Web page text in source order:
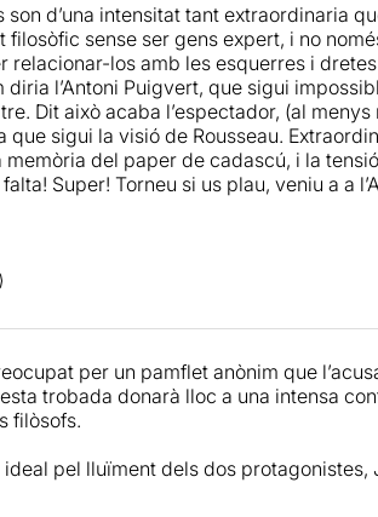
. Flotats defensa cada línia, cada
estar en plena forma i seguir sent
la seva generositat cap a unPep
que es mostra humà i vulnerable quan la
espectacle que potser precisa més
amb escreix el que es proposa.
personatges més complexos i
son d’una intensitat tant extraordinaria
filosòfic sense ser gens expert, i no
relacionar-los amb les esquerres i
diria l’Antoni Puigvert, que sigui
Dit això acaba l’espectador, (al
que sigui la visió de Rousseau.
memòria del paper de cadascú, i la
Super! Torneu si us plau, veniu a a
per un pamflet anònim que
trobada donarà lloc a una intensa
filòsofs.
pel lluïment dels dos protagonistes,